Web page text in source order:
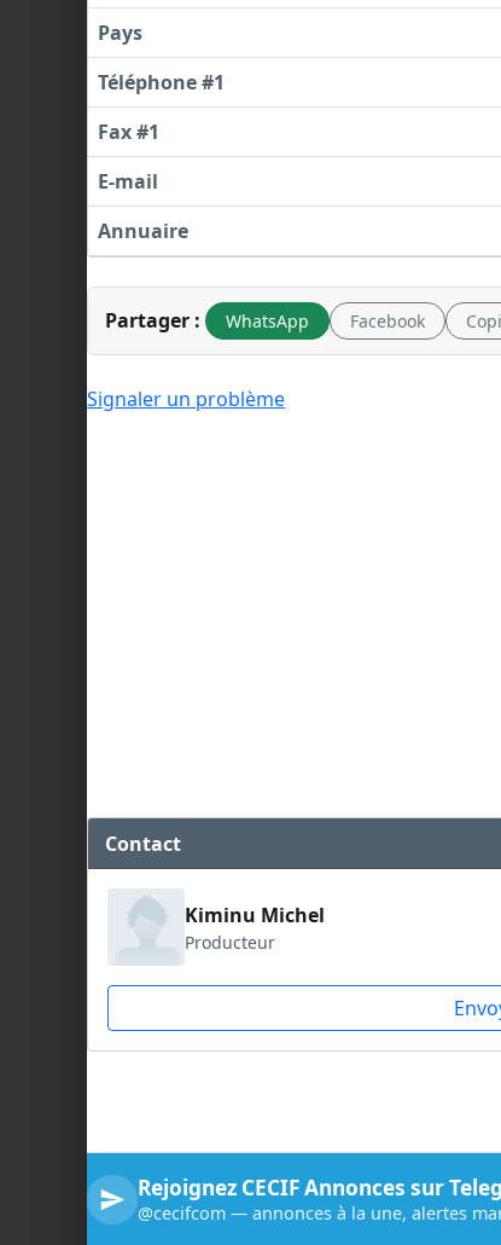
Pays
Téléphone #1
Fax #1
E-mail
Annuaire
Partager : WhatsApp Facebook
Signaler un problème
Contact
Kiminu Michel
Producteur
Rejoignez CECIF Annonces sur
@cecifcom — annonces à la une, alertes